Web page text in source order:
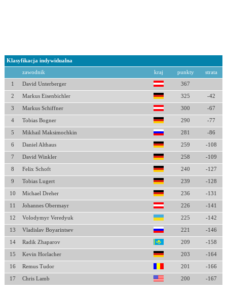
Klasyfikacja indywidualna
zawodnik kraj punkty strata
1 David Unterberger 367
2 Markus Eisenbichler 325 -42
3 Markus Schiffner 300 -67
4 Tobias Bogner 290 -77
5 Mikhail Maksimochkin 281 -86
6 Daniel Althaus 259 -108
7 David Winkler 258 -109
8 Felix Schoft 240 -127
9 Tobias Lugert 239 -128
10 Michael Dreher 236 -131
11 Johannes Obermayr 226 -141
12 Volodymyr Veredyuk 225 -142
13 Vladislav Boyarintsev 221 -146
14 Radik Zhaparov 209 -158
15 Kevin Horlacher 203 -164
16 Remus Tudor 201 -166
17 Chris Lamb 200 -167